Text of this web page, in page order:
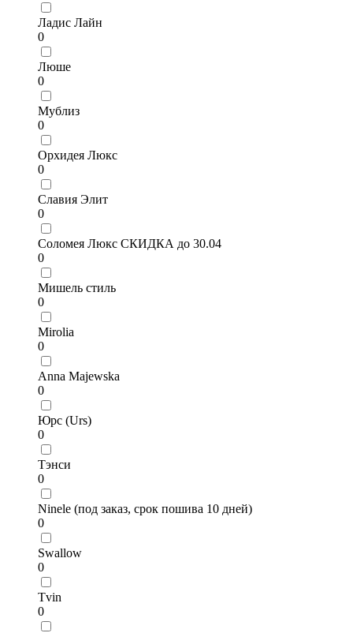
Ладис Лайн
0
Люше
0
Мублиз
0
Орхидея Люкс
0
Славия Элит
0
Соломея Люкс СКИДКА до 30.04
0
Мишель стиль
0
Mirolia
0
Anna Majewska
0
Юрс (Urs)
0
Тэнси
0
Ninele (под заказ, срок пошива 10 дней)
0
Swallow
0
Tvin
0